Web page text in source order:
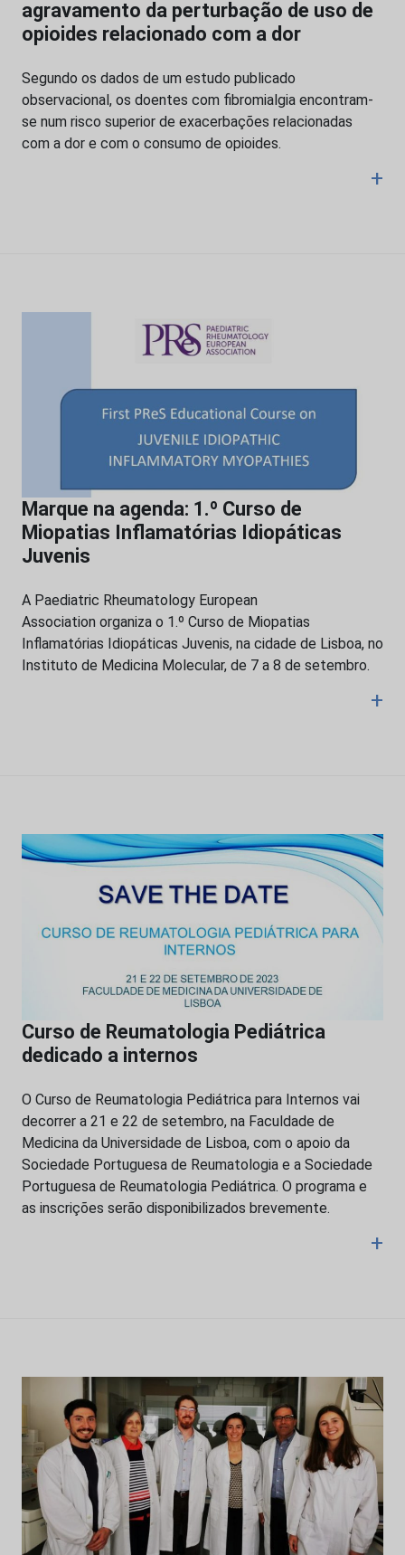
agravamento da perturbação de uso de
opioides relacionado com a dor
Segundo os dados de um estudo publicado
observacional, os doentes com fibromialgia encontram-
se num risco superior de exacerbações relacionadas
com a dor e com o consumo de opioides.
+
Marque na agenda: 1.º Curso de
Miopatias Inflamatórias Idiopáticas
Juvenis
A Paediatric Rheumatology European
Association organiza o 1.º Curso de Miopatias
Inflamatórias Idiopáticas Juvenis, na cidade de Lisboa, no
Instituto de Medicina Molecular, de 7 a 8 de setembro.
+
Curso de Reumatologia Pediátrica
dedicado a internos
O Curso de Reumatologia Pediátrica para Internos vai
decorrer a 21 e 22 de setembro, na Faculdade de
Medicina da Universidade de Lisboa, com o apoio da
Sociedade Portuguesa de Reumatologia e a Sociedade
Portuguesa de Reumatologia Pediátrica. O programa e
as inscrições serão disponibilizados brevemente.
+